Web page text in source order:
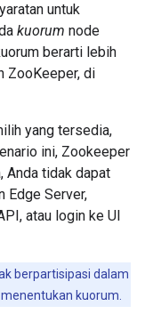
untuk
kuorum node
berarti lebih
ZooKeeper, di
yang tersedia,
ini, Zookeeper
Anda tidak dapat
Edge Server,
atau login ke UI
berpartisipasi dalam
kuorum.